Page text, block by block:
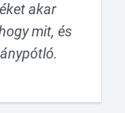
akar
mit, és